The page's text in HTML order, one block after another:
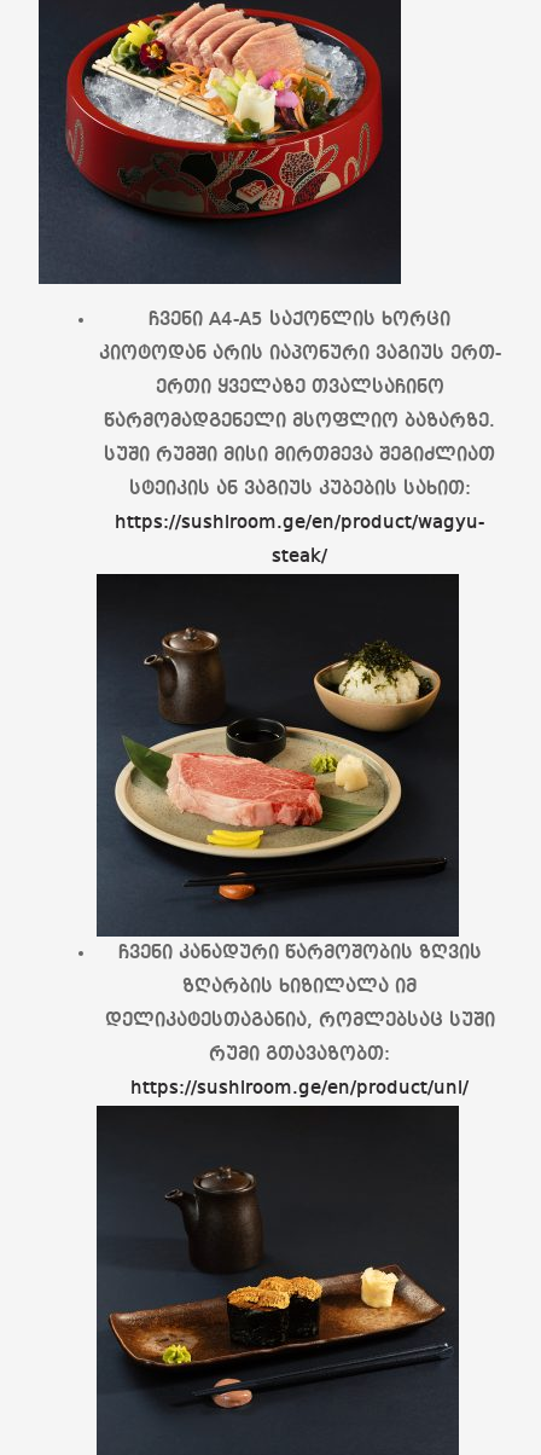
ჩვენი A4-A5 საქონლის ხორცი
კიოტოდან არის იაპონური ვაგიუს ერთ-
ერთი ყველაზე თვალსაჩინო
წარმომადგენელი მსოფლიო ბაზარზე.
სუში რუმში მისი მირთმევა შეგიძლიათ
სტეიკის ან ვაგიუს კუბების სახით:
https://sushiroom.ge/en/product/wagyu-
steak/
ჩვენი კანადური წარმოშობის ზღვის
ზღარბის ხიზილალა იმ
დელიკატესთაგანია, რომლებსაც სუში
რუმი გთავაზობთ:
https://sushiroom.ge/en/product/uni/